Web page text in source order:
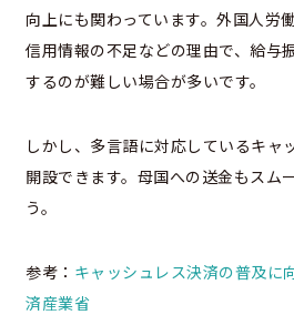
向上にも関わっています。外国人労
信用情報の不足などの理由で、給与
するのが難しい場合が多いです。
しかし、多言語に対応しているキャ
開設できます。母国への送金もスム
う。
参考： キャッシュレス決済の普及に
済産業省